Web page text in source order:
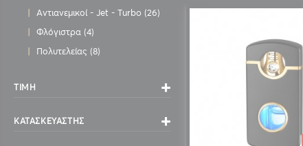
Αντιανεμικοί - Jet - Turbo 26
στοιχεία
Φλόγιστρα 4
στοιχεία
Πολυτελείας 8
στοιχεία
ΤΙΜΉ
ΚΑΤΑΣΚΕΥΑΣΤΉΣ